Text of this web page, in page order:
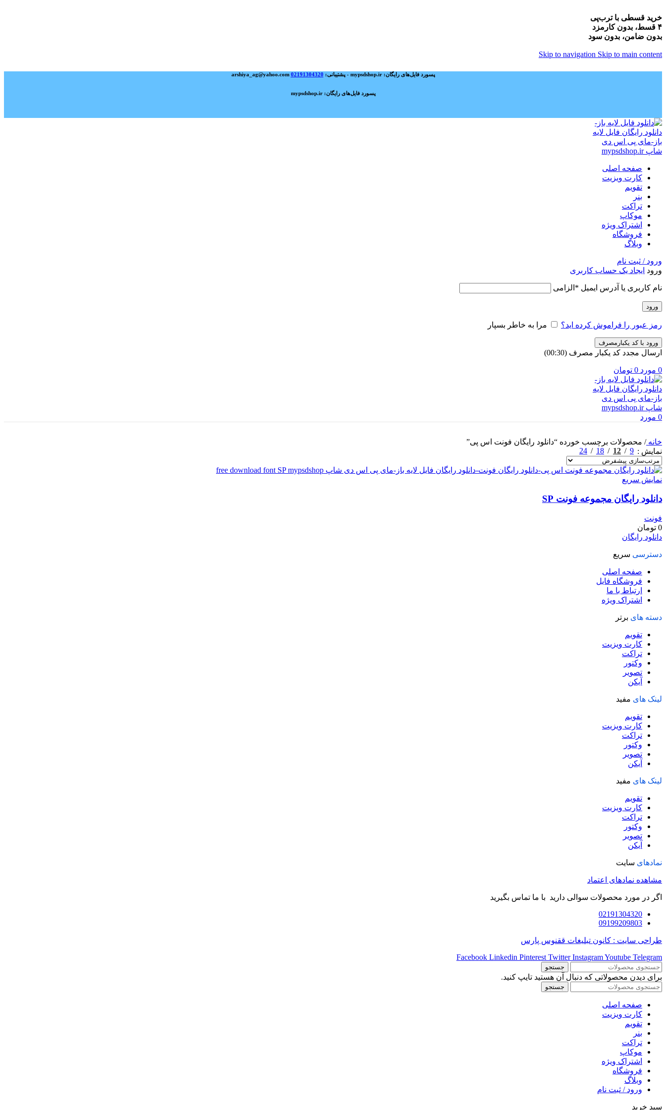
خرید قسطی با ترب‌پی
۴ قسط، بدون کارمزد
بدون ضامن، بدون سود
Skip to navigation Skip to main content
پسورد فایل‌های رایگان: mypsdshop.ir - پشتیبانی: arshiya_ag@yahoo.com 02191304320
پسورد فایل‌های رایگان: mypsdshop.ir
صفحه اصلی
کارت ویزیت
تقویم
بنر
تراکت
موکاپ
اشتراک ویژه
فروشگاه
وبلاگ
ورود / ثبت نام
ورود ایجاد یک حساب کاربری
نام کاربری یا آدرس ایمیل * الزامی
ورود
رمز عبور را فراموش کرده اید؟ مرا به خاطر بسپار
ورود با کد یکبارمصرف
ارسال مجدد کد یکبار مصرف (00:
30
)
0 مورد 0 تومان
0 مورد
خانه/ محصولات برچسب خورده “دانلود رایگان فونت اس پی”
نمایش
9
12
18
24
نمایش سریع
دانلود رایگان مجموعه فونت SP
فونت
0 تومان
دانلود رایگان
دسترسی سریع
صفحه اصلی
فروشگاه فایل
ارتباط با ما
اشتراک ویژه
دسته های برتر
تقویم
کارت ویزیت
تراکت
وکتور
تصویر
آیکن
لینک های مفید
تقویم
کارت ویزیت
تراکت
وکتور
تصویر
آیکن
لینک های مفید
تقویم
کارت ویزیت
تراکت
وکتور
تصویر
آیکن
نمادهای سایت
مشاهده نمادهای اعتماد
اگر در مورد محصولات سوالی دارید با ما تماس بگیرید
02191304320
09199209803
طراحی سایت : کانون تبلیغات ققنوس پارس
Facebook Linkedin Pinterest Twitter InstagramYoutube Telegram
جستجو
برای دیدن محصولاتی که دنبال آن هستید تایپ کنید.
جستجو
صفحه اصلی
کارت ویزیت
تقویم
بنر
تراکت
موکاپ
اشتراک ویژه
فروشگاه
وبلاگ
ورود / ثبت نام
سبد خرید